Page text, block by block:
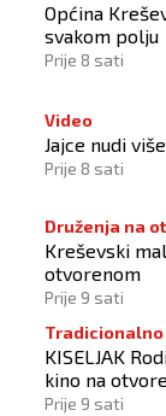
Općina
svakom polju
Prije 8 sati
Video
Jajce nudi
Prije 8 sati
Druženja na
Kreševski
otvorenom
Prije 9 sati
Tradicionalno
KISELJAK
kino na
Prije 9 sati